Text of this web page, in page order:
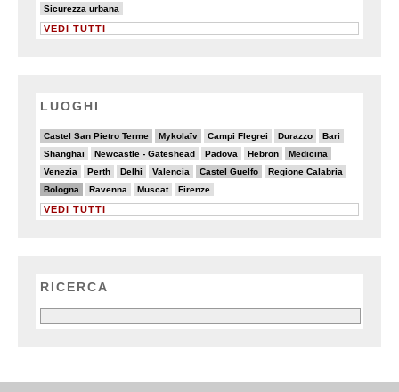
Sicurezza urbana
10/90
VEDI TUTTI
LUOGHI
Castel San Pietro Terme
6/20 Mykolaïv
7/20 Campi Flegrei
3/20 Durazzo
5/20 Bari
5/20
Shanghai
3/20 Newcastle - Gateshead
3/20 Padova
2/20 Hebron
2/20 Medicina
6/20
Venezia
4/20 Perth
3/20 Delhi
4/20 Valencia
5/20 Castel Guelfo
6/20 Regione Calabria
4/20
Bologna
8/20 Ravenna
3/20 Muscat
3/20 Firenze
2/20
VEDI TUTTI
RICERCA